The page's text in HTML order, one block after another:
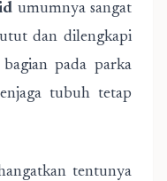
umumnya sangat
dan dilengkapi
pada parka
tubuh tetap
tentunya